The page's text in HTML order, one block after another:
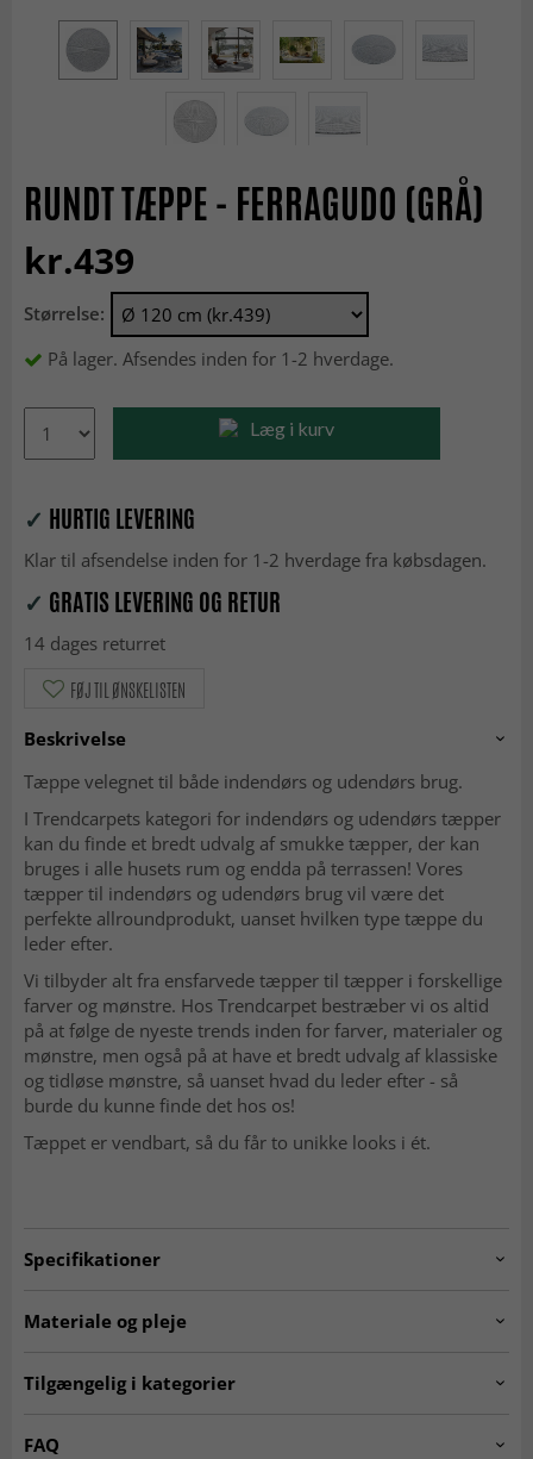
RUNDT TÆPPE - FERRAGUDO (GRÅ)
kr.439
Størrelse:
På lager. Afsendes inden for 1-2 hverdage.
Læg i kurv
✓ HURTIG LEVERING
Klar til afsendelse inden for 1-2 hverdage fra købsdagen.
✓ GRATIS LEVERING OG RETUR
14 dages returret
FØJ TIL ØNSKELISTEN
Beskrivelse
Tæppe velegnet til både indendørs og udendørs brug.
I Trendcarpets kategori for indendørs og udendørs tæpper
kan du finde et bredt udvalg af smukke tæpper, der kan
bruges i alle husets rum og endda på terrassen! Vores
tæpper til indendørs og udendørs brug vil være det
perfekte allroundprodukt, uanset hvilken type tæppe du
leder efter.
Vi tilbyder alt fra ensfarvede tæpper til tæpper i forskellige
farver og mønstre. Hos Trendcarpet bestræber vi os altid
på at følge de nyeste trends inden for farver, materialer og
mønstre, men også på at have et bredt udvalg af klassiske
og tidløse mønstre, så uanset hvad du leder efter - så
burde du kunne finde det hos os!
Tæppet er vendbart, så du får to unikke looks i ét.
Specifikationer
Materiale og pleje
Oprindelse:Belgien.
Materiale:
Tilgængelig i kategorier
FAQ